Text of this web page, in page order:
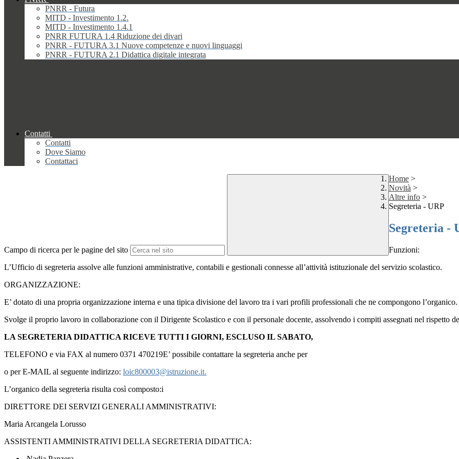
PNRR - Futura
MITD - Investimento 1.2.
MITD - Investimento 1.4.1
PNRR FUTURA 1.4 Riduzione dei divari
PNRR - FUTURA 3.1 Nuove competenze e nuovi linguaggi
PNRR - FUTURA 2.1 Didattica digitale integrata
Contatti
Contatti
Dove Siamo
Contattaci
Campo di ricerca per le pagine del sito
Home >
Novità >
Altre info >
Segreteria - URP
Segreteria -
Funzioni:
L’Ufficio di segreteria assolve alle funzioni amministrative, contabili e gestionali connesse all’attività istituzionale del servizio scolastico.
ORGANIZZAZIONE:
E’ dotato di una propria organizzazione interna e una tipica divisione del lavoro tra i vari profili professionali che ne compongono l’organico.
Svolge il proprio lavoro in collaborazione con il Dirigente Scolastico e con il personale docente, assolvendo i compiti assegnati nel rispetto
LA SEGRETERIA DIDATTICA RICEVE TUTTI I GIORNI, ESCLUSO IL SABATO,
TELEFONO e via FAX al numero 0371 470219E’ possibile contattare la segreteria anche per
o per E-MAIL al seguente indirizzo: loic800003@istruzione.it.
L’organico della segreteria risulta così composto:i
DIRETTORE DEI SERVIZI GENERALI AMMINISTRATIVI:
Maria Arcangela Lorusso
ASSISTENTI AMMINISTRATIVI DELLA SEGRETERIA DIDATTICA: